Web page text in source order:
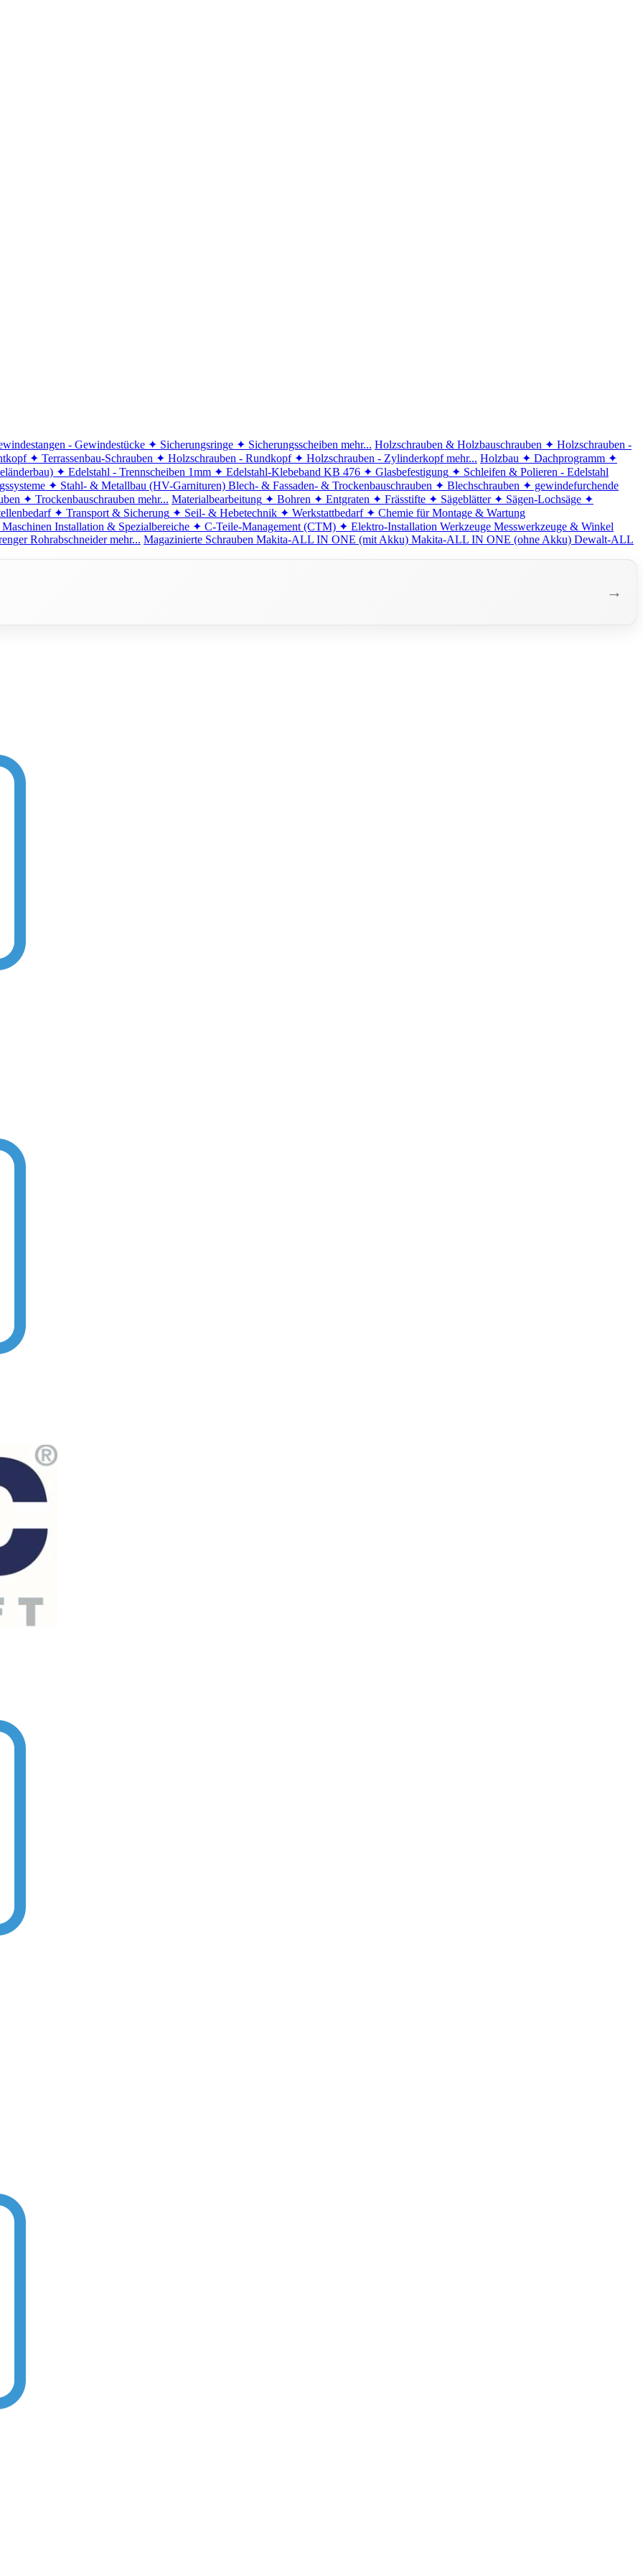
- Gewindestücke ✦ Sicherungsringe ✦ Sicherungsscheiben mehr... Holzschrauben & Holzbauschrauben ✦ Holzschrauben -
✦ Terrassenbau-Schrauben ✦ Holzschrauben - Rundkopf ✦ Holzschrauben - Zylinderkopf mehr... Holzbau ✦ Dachprogramm ✦
✦ Edelstahl - Trennscheiben 1mm ✦ Edelstahl-Klebeband KB 476 ✦ Glasbefestigung ✦ Schleifen & Polieren - Edelstahl
✦ Stahl- & Metallbau (HV-Garnituren) Blech- & Fassaden- & Trockenbauschrauben ✦ Blechschrauben ✦ gewindefurchende
✦ Trockenbauschrauben mehr... Materialbearbeitung ✦ Bohren ✦ Entgraten ✦ Frässtifte ✦ Sägeblätter ✦ Sägen-Lochsäge ✦
✦ Transport & Sicherung ✦ Seil- & Hebetechnik ✦ Werkstattbedarf ✦ Chemie für Montage & Wartung
Installation & Spezialbereiche ✦ C-Teile-Management (CTM) ✦ Elektro-Installation Werkzeuge Messwerkzeuge & Winkel
Rohrabschneider mehr... Magazinierte Schrauben Makita-ALL IN ONE (mit Akku) Makita-ALL IN ONE (ohne Akku) Dewalt-ALL
→